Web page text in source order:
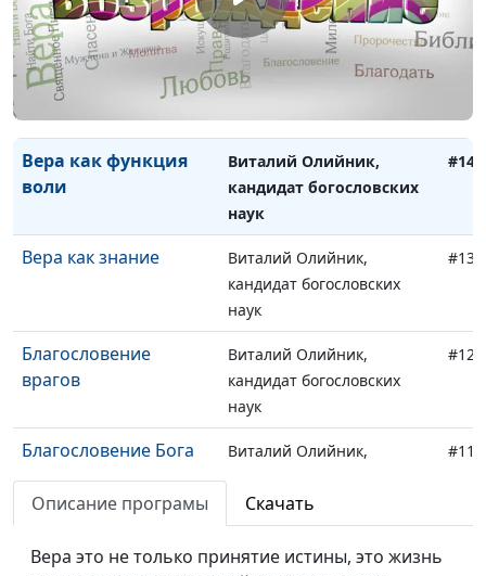
наук
Вера как доверие
Виталий Олийник,
кандидат богословских
наук
Вера как функция
воли
Виталий Олийник,
кандидат богословских
наук
#14
Вера как знание
Виталий Олийник,
кандидат богословских
наук
#13
Благословение
врагов
Виталий Олийник,
кандидат богословских
наук
#12
Благословение Бога
Виталий Олийник,
наук
#11
Благословляйте
Описание програмы Скачать
Вера это не только принятие истины, это жизнь